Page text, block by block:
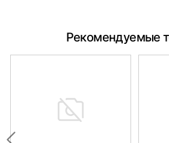
Рекомендуемые